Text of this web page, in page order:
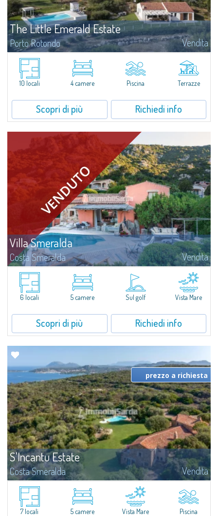
The Little Emerald Estate
Porto Rotondo Vendita
Tenuta con villa e stazzo indipendente con piscina panoramica - Cugnana,
Porto RotondoNel cuore delle colline di Cugnana, a pochi minuti da Porto
Rotondo e dalle più belle spiagge della Costa Smeralda, proponiamo in...
10 locali
4 camere Piscina Terrazze
Scopri di più Richiedi info
Villa Smeralda
Costa Smeralda Vendita
Villa Smeralda, a firma del celebre Architetto Jean Claude Lesuisse, si
affaccia in posizione dominante sulla baia del Pevero, con una vista
panoramica sul mare e sulle colline di Pantogia. La proprietà fa parte di
un...6 locali 5 camere Sul golf Vista Mare
Scopri di più Richiedi info
S'Incantu Estate
Costa Smeralda Vendita
S'Incantu Estate gode di una posizione privilegiata alle porte della Costa
Smeralda, ideale per chi desidera la comodità di una location strategia
senza rinunciare ad avere i migliori servizi sempre a portata di mano...
prezzo a richiesta
7 locali 5 camere Vista Mare Piscina